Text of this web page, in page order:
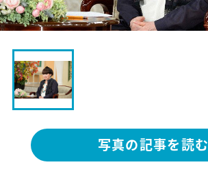
写真の記事を読む